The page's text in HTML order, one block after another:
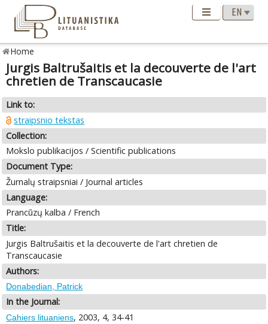
Home
Jurgis Baltrušaitis et la decouverte de l'art
chretien de Transcaucasie
Link to:
straipsnio tekstas
Collection:
Mokslo publikacijos / Scientific publications
Document Type:
Žurnalų straipsniai / Journal articles
Language:
Prancūzų kalba / French
Title:
Jurgis Baltrušaitis et la decouverte de l'art chretien de
Transcaucasie
Authors:
Donabedian, Patrick
In the Journal:
Cahiers lituaniens, 2003, 4, 34-41